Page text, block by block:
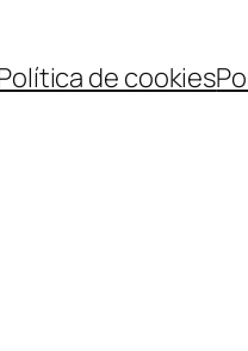
de cookies